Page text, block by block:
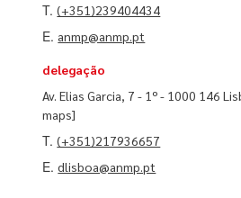
T.(+351)239404434
E. anmp@anmp.pt
delegação
Av. Elias Garcia, 7 - 1º - 1000 146
maps]
T.(+351)217936657
E.dlisboa@anmp.pt